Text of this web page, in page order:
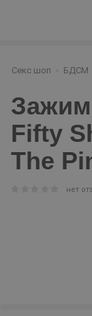
Секс шоп БДСМ
Fifty
The
нет